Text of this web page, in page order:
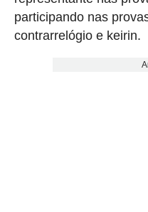
participando nas
contrarrelógio e keirin.